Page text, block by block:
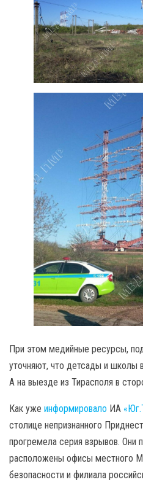
При этом медийные ресурсы,
уточняют, что детсады и школы
А на выезде из Тирасполя в
Как уже информировало ИА
столице непризнанного
прогремела серия взрывов. Они
расположены офисы местного
безопасности и филиала